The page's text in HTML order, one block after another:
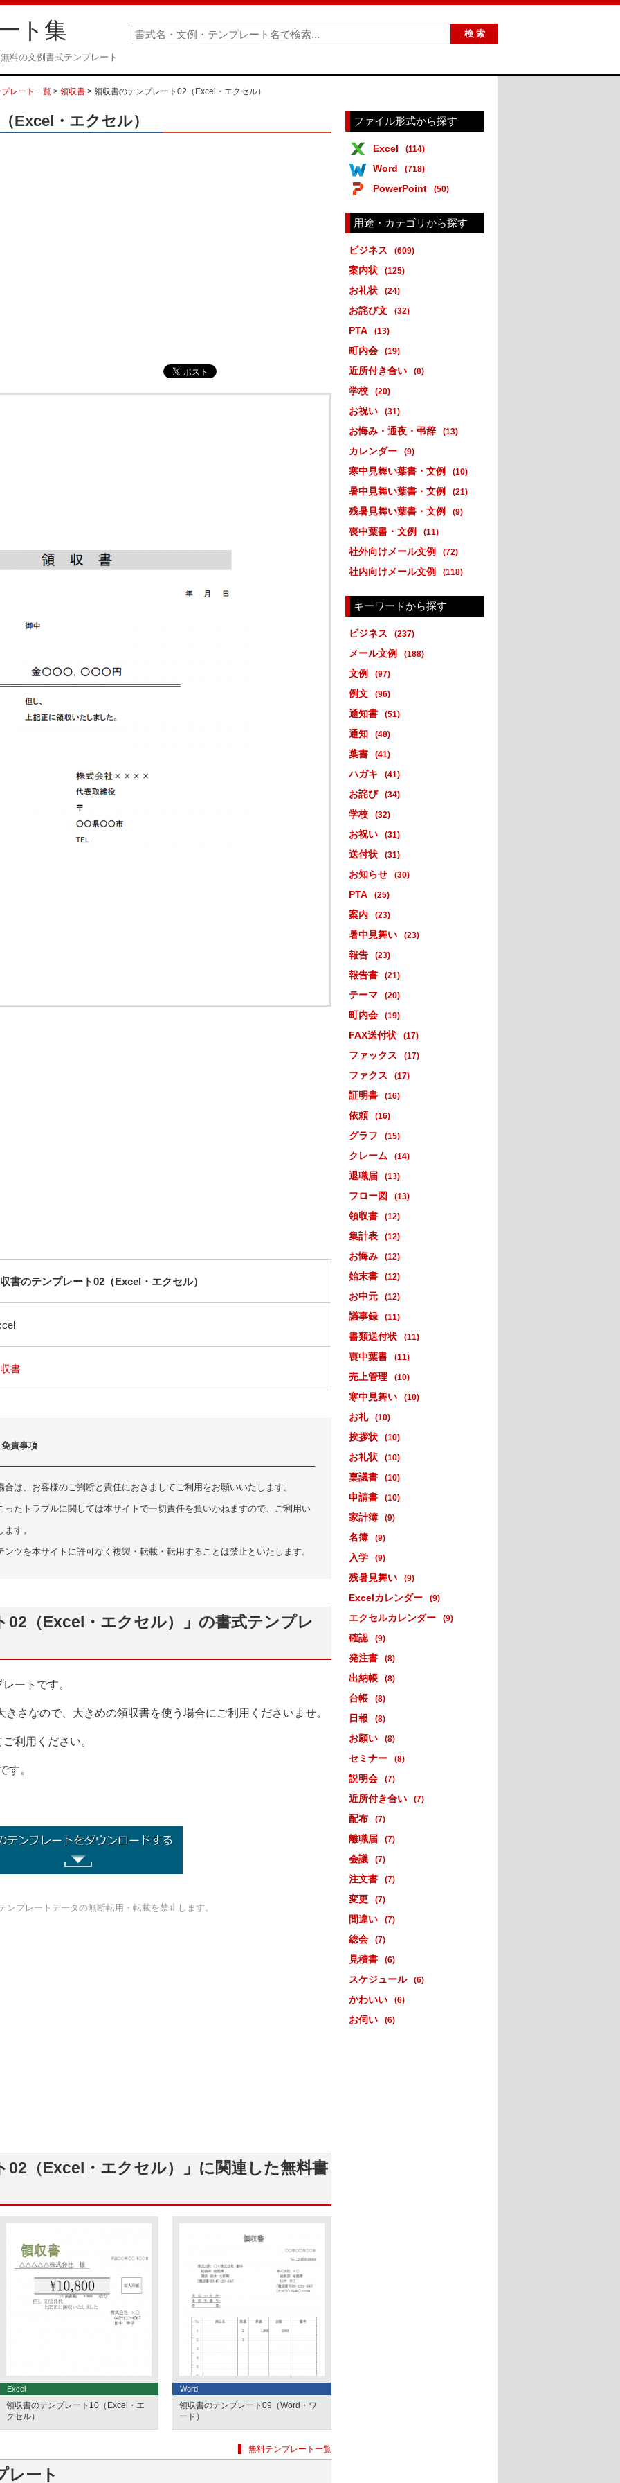
ト集
料の文例書式テンプレート
レート一覧 > 領収書 > 領収書のテンプレート02（Excel・エクセル）
Excel・エクセル）
書のテンプレート02（Excel・エクセル）
書
責事項
は、お客様のご判断と責任におきましてご利用をお願いいたします。
ったトラブルに関しては本サイトで一切責任を負いかねますので、ご利用い
す。
ツを本サイトに許可なく複製・転載・転用することは禁止といたします。
02（Excel・エクセル）」の書式テンプレ
ートです。
さなので、大きめの領収書を使う場合にご利用くださいませ。
利用ください。
す。
ンプレートデータの無断転用・転載を禁止します。
02（Excel・エクセル）」に関連した無料書
Excel
領収書のテンプレート10（Excel・エ
クセル）
Word
領収書のテンプレート09（Word・ワ
ード）
無料テンプレート一覧
レート
ファイル形式から探す
Excel (114)
Word (718)
PowerPoint (50)
用途・カテゴリから探す
ビジネス (609)
案内状 (125)
お礼状 (24)
お詫び文 (32)
PTA (13)
町内会 (19)
近所付き合い (8)
学校 (20)
お祝い (31)
お悔み・通夜・弔辞 (13)
カレンダー (9)
寒中見舞い葉書・文例 (10)
暑中見舞い葉書・文例 (21)
残暑見舞い葉書・文例 (9)
喪中葉書・文例 (11)
社外向けメール文例 (72)
社内向けメール文例 (118)
キーワードから探す
ビジネス (237)
メール文例 (188)
文例 (97)
例文 (96)
通知書 (51)
通知 (48)
葉書 (41)
ハガキ (41)
お詫び (34)
学校 (32)
お祝い (31)
送付状 (31)
お知らせ (30)
PTA (25)
案内 (23)
暑中見舞い (23)
報告 (23)
報告書 (21)
テーマ (20)
町内会 (19)
FAX送付状 (17)
ファックス (17)
ファクス (17)
証明書 (16)
依頼 (16)
グラフ (15)
クレーム (14)
退職届 (13)
フロー図 (13)
領収書 (12)
集計表 (12)
お悔み (12)
始末書 (12)
お中元 (12)
議事録 (11)
書類送付状 (11)
喪中葉書 (11)
売上管理 (10)
寒中見舞い (10)
お礼 (10)
挨拶状 (10)
お礼状 (10)
稟議書 (10)
申請書 (10)
家計簿 (9)
名簿 (9)
入学 (9)
残暑見舞い (9)
Excelカレンダー (9)
エクセルカレンダー (9)
確認 (9)
発注書 (8)
出納帳 (8)
台帳 (8)
日報 (8)
お願い (8)
セミナー (8)
説明会 (7)
近所付き合い (7)
配布 (7)
離職届 (7)
会議 (7)
注文書 (7)
変更 (7)
間違い (7)
総会 (7)
見積書 (6)
スケジュール (6)
かわいい (6)
お伺い (6)